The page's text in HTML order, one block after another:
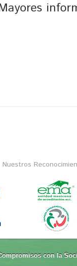
Nuestros
con la